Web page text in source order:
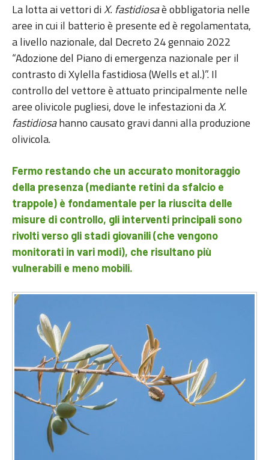
La lotta ai vettori diX. fastidiosaè obbligatoria nelle
aree in cui il batterio è presente ed è regolamentata,
a livello nazionale, dal Decreto 24 gennaio 2022
“Adozione del Piano di emergenza nazionale per il
contrasto di Xylella fastidiosa (Wells et al.)”. Il
controllo del vettore è attuato principalmente nelle
aree olivicole pugliesi, dove le infestazioni daX.
fastidiosahanno causato gravi danni alla produzione
olivicola.
Fermo restando che un accurato monitoraggio
della presenza (mediante retini da sfalcio e
trappole) è fondamentale per la riuscita delle
misure di controllo, gli interventi principali sono
rivolti verso gli stadi giovanili (che vengono
monitorati in vari modi), che risultano più
vulnerabili e meno mobili.